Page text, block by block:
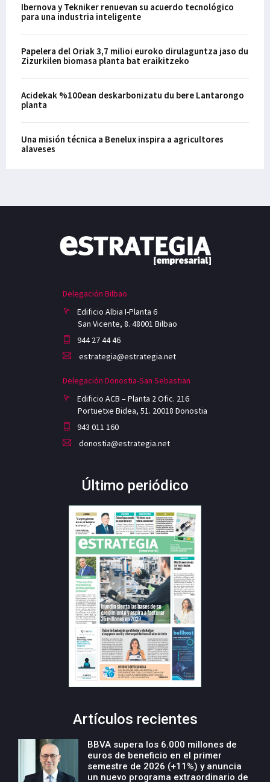
Ibernova y Tekniker renuevan su acuerdo tecnológico
para una industria inteligente
Papelera del Oriak 3,7 milioi euroko dirulaguntza jaso du
Zizurkilen biomasa planta bat eraikitzeko
Acidekak %100ean deskarbonizatu du bere Lantarongo
planta
Una misión técnica a Benelux inspira a agricultores
alaveses
Delegación Bilbao
Edificio Albia I-Planta 6
San Vicente, 8. 48001 Bilbao
944 27 44 46
estrategia@estrategia.net
Delegación Donostia-San Sebastian
Edificio ACB – Planta 2 Ofic. 216
Portuetxe Bidea, 51. 20018 Donostia
943 011 160
donostia@estrategia.net
Último periódico
Artículos recientes
BBVA supera los 6.000 millones de
euros de beneficio en el primer
semestre de 2026 (+11%) y anuncia
un nuevo programa extraordinario de